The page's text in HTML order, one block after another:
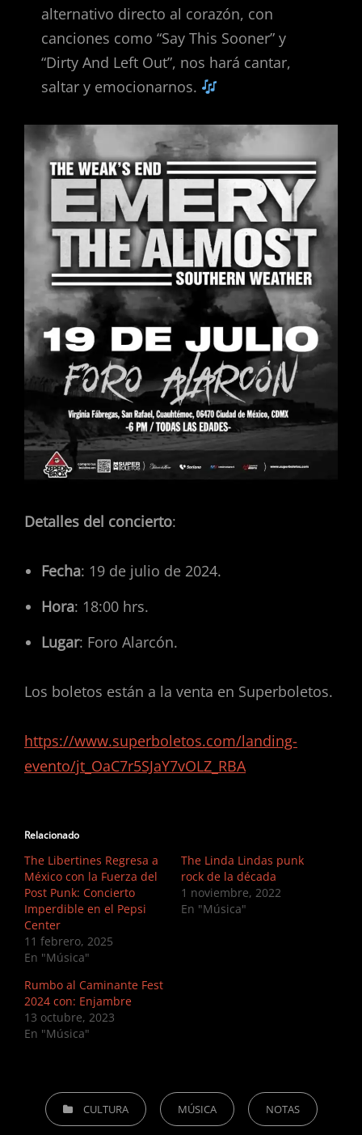
alternativo directo al corazón, con
canciones como “Say This Sooner” y
“Dirty And Left Out”, nos hará cantar,
saltar y emocionarnos.
Detalles del concierto:
Fecha: 19 de julio de 2024.
Hora: 18:00 hrs.
Lugar: Foro Alarcón.
Los boletos están a la venta en Superboletos.
https://www.superboletos.com/landing-
evento/jt_OaC7r5SJaY7vOLZ_RBA
Relacionado
The Libertines Regresa a
México con la Fuerza del
Post Punk: Concierto
Imperdible en el Pepsi
Center
11 febrero, 2025
En "Música"
The Linda Lindas punk
rock de la década
1 noviembre, 2022
En "Música"
Rumbo al Caminante Fest
2024 con: Enjambre
13 octubre, 2023
En "Música"
CATEGORIESCULTURA MÚSICA NOTAS